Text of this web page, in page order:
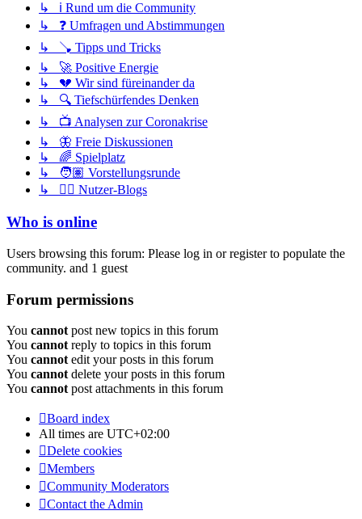
↳ ℹ️ Rund um die Community
↳ ❓ Umfragen und Abstimmungen
↳ 🪠 Tipps und Tricks
↳ 🚀 Positive Energie
↳ 💔 Wir sind füreinander da
↳ 🔍 Tiefschürfendes Denken
↳ 📺 Analysen zur Coronakrise
↳ 🦋 Freie Diskussionen
↳ 🌈 Spielplatz
↳ 🧑🏽 Vorstellungsrunde
↳ ✍🏽 Nutzer-Blogs
Who is online
Users browsing this forum: Please log in or register to populate the
community. and 1 guest
Forum permissions
You cannot post new topics in this forum
You cannot reply to topics in this forum
You cannot edit your posts in this forum
You cannot delete your posts in this forum
You cannot post attachments in this forum
Board index
All times are UTC+02:00
Delete cookies
Members
Community Moderators
Contact the Admin